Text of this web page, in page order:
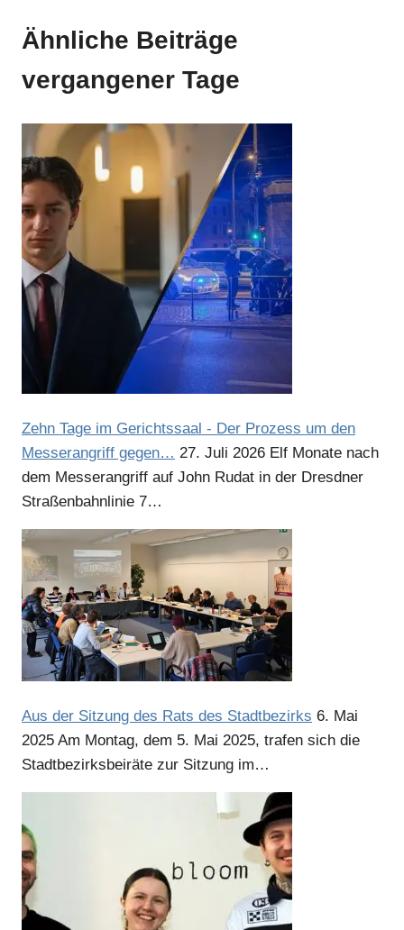
Anzeige
Anzeige
Anzeige
Anzeige
Anzeige
Ähnliche Beiträge
vergangener Tage
Zehn Tage im Gerichtssaal - Der Prozess um den
Messerangriff gegen… 27. Juli 2026 Elf Monate nach
dem Messerangriff auf John Rudat in der Dresdner
Straßenbahnlinie 7…
Aus der Sitzung des Rats des Stadtbezirks 6. Mai
2025 Am Montag, dem 5. Mai 2025, trafen sich die
Stadtbezirksbeiräte zur Sitzung im…